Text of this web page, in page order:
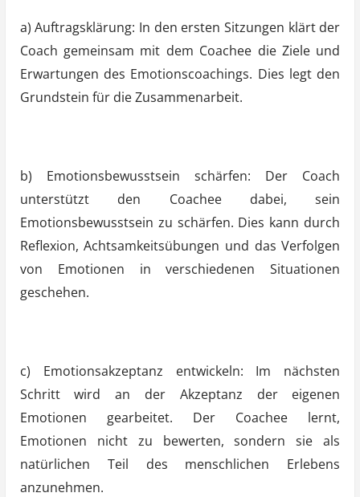
a) Auftragsklärung: In den ersten Sitzungen klärt der
Coach gemeinsam mit dem Coachee die Ziele und
Erwartungen des Emotionscoachings. Dies legt den
Grundstein für die Zusammenarbeit.
b) Emotionsbewusstsein schärfen: Der Coach
unterstützt den Coachee dabei, sein
Emotionsbewusstsein zu schärfen. Dies kann durch
Reflexion, Achtsamkeitsübungen und das Verfolgen
von Emotionen in verschiedenen Situationen
geschehen.
c) Emotionsakzeptanz entwickeln: Im nächsten
Schritt wird an der Akzeptanz der eigenen
Emotionen gearbeitet. Der Coachee lernt,
Emotionen nicht zu bewerten, sondern sie als
natürlichen Teil des menschlichen Erlebens
anzunehmen.